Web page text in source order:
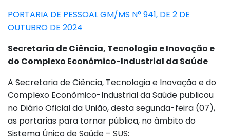
PORTARIA DE PESSOAL GM/MS N° 941, DE 2 DE
OUTUBRO DE 2024
Secretaria de Ciência, Tecnologia e Inovação e
do Complexo Econômico-Industrial da Saúde
A Secretaria de Ciência, Tecnologia e Inovação e do
Complexo Econômico-Industrial da Saúde publicou
no Diário Oficial da União, desta segunda-feira (07),
as portarias para tornar pública, no âmbito do
Sistema Único de Saúde – SUS: